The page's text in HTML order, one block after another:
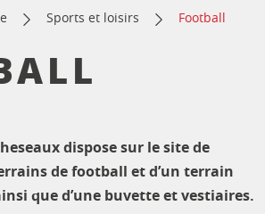
Sports et loisirs Football
dispose sur le site de
de football et d’un terrain
que d’une buvette et vestiaires.